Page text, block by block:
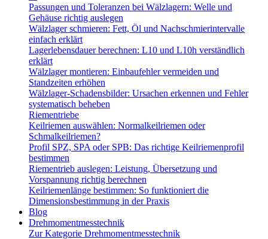
Passungen und Toleranzen bei Wälzlagern: Welle und
Gehäuse richtig auslegen
Wälzlager schmieren: Fett, Öl und Nachschmierintervalle
einfach erklärt
Lagerlebensdauer berechnen: L10 und L10h verständlich
erklärt
Wälzlager montieren: Einbaufehler vermeiden und
Standzeiten erhöhen
Wälzlager-Schadensbilder: Ursachen erkennen und Fehler
systematisch beheben
Riementriebe
Keilriemen auswählen: Normalkeilriemen oder
Schmalkeilriemen?
Profil SPZ, SPA oder SPB: Das richtige Keilriemenprofil
bestimmen
Riementrieb auslegen: Leistung, Übersetzung und
Vorspannung richtig berechnen
Keilriemenlänge bestimmen: So funktioniert die
Dimensionsbestimmung in der Praxis
Blog
Drehmomentmesstechnik
Zur Kategorie Drehmomentmesstechnik